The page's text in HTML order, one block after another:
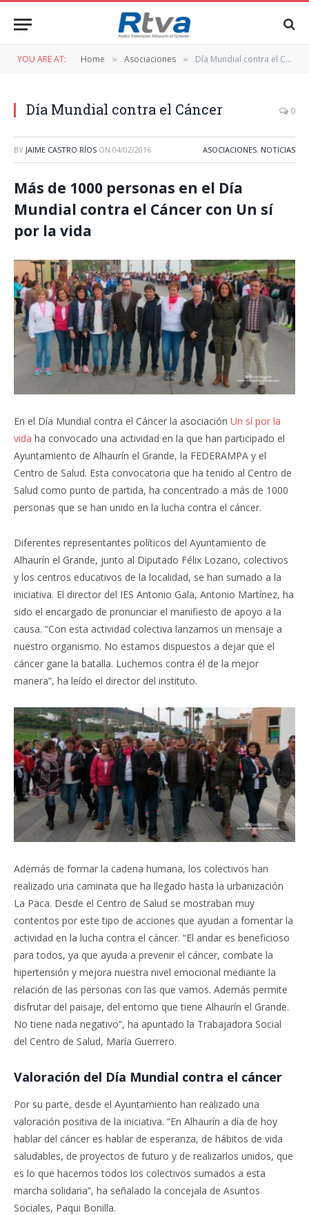
YOU ARE AT: Home » Asociaciones » Día Mundial contra el Cáncer
Día Mundial contra el Cáncer 0
BY JAIME CASTRO RÍOS ON 04/02/2016 ASOCIACIONES, NOTICIAS
Más de 1000 personas en el Día
Mundial contra el Cáncer con Un sí
por la vida
En el Día Mundial contra el Cáncer la asociación Un sí por la
vida ha convocado una actividad en la que han participado el
Ayuntamiento de Alhaurín el Grande, la FEDERAMPA y el
Centro de Salud. Esta convocatoria que ha tenido al Centro de
Salud como punto de partida, ha concentrado a más de 1000
personas que se han unido en la lucha contra el cáncer.
Diferentes representantes políticos del Ayuntamiento de
Alhaurín el Grande, junto al Diputado Félix Lozano, colectivos
y los centros educativos de la localidad, se han sumado a la
iniciativa. El director del IES Antonio Gala, Antonio Martínez, ha
sido el encargado de pronunciar el manifiesto de apoyo a la
causa. “Con esta actividad colectiva lanzamos un mensaje a
nuestro organismo. No estamos dispuestos a dejar que el
cáncer gane la batalla. Luchemos contra él de la mejor
manera”, ha leído el director del instituto.
Además de formar la cadena humana, los colectivos han
realizado una caminata que ha llegado hasta la urbanización
La Paca. Desde el Centro de Salud se mostraban muy
contentos por este tipo de acciones que ayudan a fomentar la
actividad en la lucha contra el cáncer. “El andar es beneficioso
para todos, ya que ayuda a prevenir el cáncer, combate la
hipertensión y mejora nuestra nivel emocional mediante la
relación de las personas con las que vamos. Además permite
disfrutar del paisaje, del entorno que tiene Alhaurín el Grande.
No tiene nada negativo”, ha apuntado la Trabajadora Social
del Centro de Salud, María Guerrero.
Valoración del Día Mundial contra el cáncer
Por su parte, desde el Ayuntamiento han realizado una
valoración positiva de la iniciativa. “En Alhaurín a día de hoy
hablar del cáncer es hablar de esperanza, de hábitos de vida
saludables, de proyectos de futuro y de realizarlos unidos, que
es lo que hacemos todos los colectivos sumados a esta
marcha solidaria”, ha señalado la concejala de Asuntos
Sociales, Paqui Bonilla.